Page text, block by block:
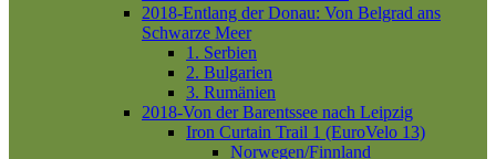
2018-Entlang der Donau: Von Belgrad ans
Schwarze Meer
1. Serbien
2. Bulgarien
3. Rumänien
2018-Von der Barentssee nach Leipzig
Iron Curtain Trail 1 (EuroVelo 13)
Norwegen/Finnland